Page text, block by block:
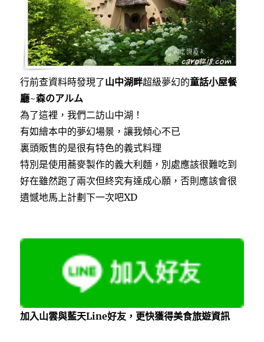
行前查資料時發現了山中湖畔超級夢幻的童話小屋餐
廳~森のアルム
為了這裡，我們二訪山中湖！
有如繪本中的夢幻場景，讓我傾心不已
裏頭販售的是很有特色的義式料理
特別是使用蕎麥製作的義大利麵，別處應該很難吃到
好在雖然跑了兩次但終究有達成心願，否則應該會很
遺憾地馬上計劃下一次吧XD
加入山雲與藍天Line好友，更快獲得美食旅遊資訊